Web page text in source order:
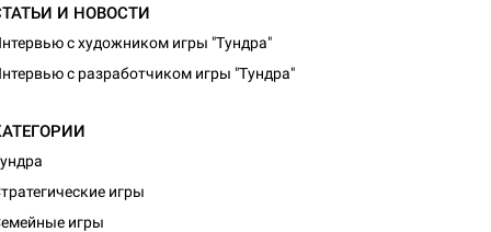
И НОВОСТИ
с художником игры "Тундра"
с разработчиком игры "Тундра"
игры
игры